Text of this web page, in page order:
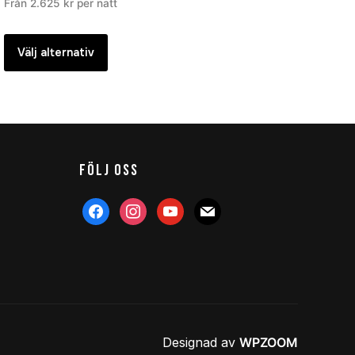
Från 2.625 kr per natt
Välj alternativ
FÖLJ OSS
facebookinstagramyoutubemail
Designad av WPZOOM